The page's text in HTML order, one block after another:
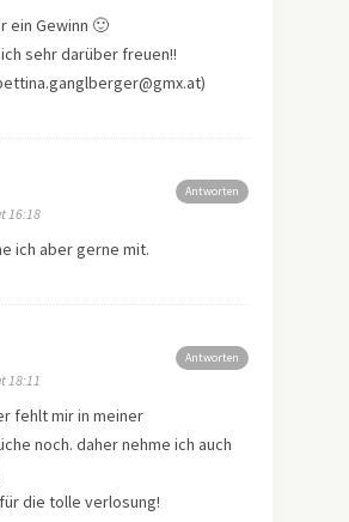
ein Gewinn 🙂
sehr darüber freuen!!
Antworten
16:18
ich aber gerne mit.
Antworten
18:11
fehlt mir in meiner
noch. daher nehme ich auch
die tolle verlosung!